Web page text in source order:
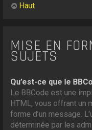
Haut
MISE EN
SUJETS
Qu’est-ce que le
Le BBCode est une
HTML, vous offrant un
forme d’un message.
déterminée par les